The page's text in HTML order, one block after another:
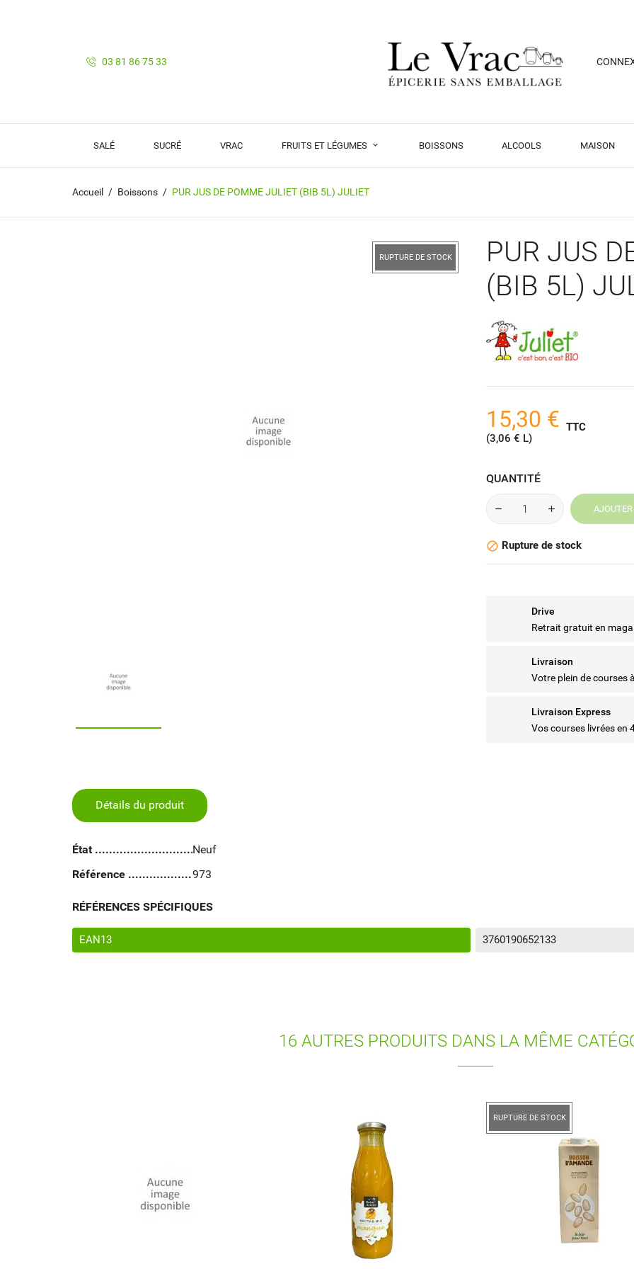
03 81 86 75 33
SALÉ SUCRÉ VRAC FRUITS ET LÉGUMES BOISSONS ALCOOLS MAISON
Accueil Boissons PUR JUS DE POMME JULIET (BIB 5L) JULIET
RUPTURE DE STOCK
PUR JUS
(BIB 5L)
15,30 €
(3,06 € L)
TTC
QUANTITÉ
 Rupture de stock
Drive
Retrait gratuit en
Livraison
Votre plein de courses
Livraison Express
Vos courses livrées en
Détails du produit
État
Neuf
Référence
973
RÉFÉRENCES SPÉCIFIQUES
EAN13 3760190652133
16 AUTRES PRODUITS DANS LA MÊME